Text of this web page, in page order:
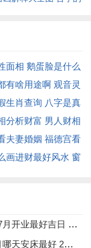
析其五行，金生水
影响下，癸酉与丙
辛之根，若命局有
车、嫁娶、移徙，
在寅时与未时寅木
。在五行链中木克
事业；若忌木，则
面相 鹅蛋脸是什么
有啥用途啊 观音灵
生肖查询 八字是真
分析财富 男人财相
夫妻婚姻 福德宫看
画进财最好风水 窗
吉日 2026年7月份开业黄道吉日
好 2026年7月份哪天安床最好最吉利